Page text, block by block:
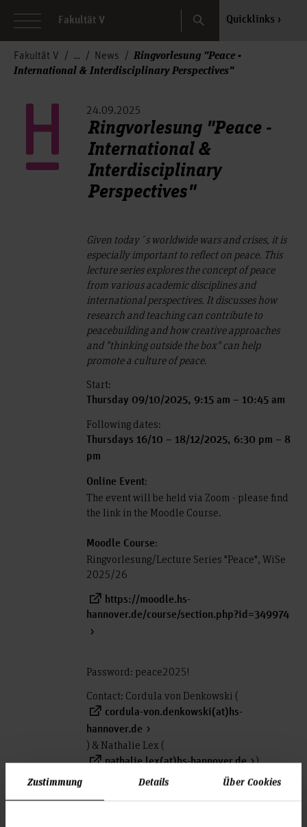
Zustimmung Details Über Cookies
Fakultät V Search Quicklinks
Fakultät V News
Ringvorlesung "Peace -
International & Interdisciplinary Perspectives"
24.09.2025
Ringvorlesung "Peace -
International &
Interdisciplinary
Perspectives"
Given today´s worldwide wars and crises, it is
especially important to reflect on peace. This
lecture series explores the concept of peace
from various academic disciplines and
international perspectives. It discusses how
research and teaching can contribute to
peacebuilding and how creative approaches
and "thinking outside the box" can help
promote a culture of peace.
Start:
Thursday 09/10/2025, 9:15 am – 10:45 am
Following dates:
Thursdays 16/10 – 18/12/2025, 6:30 pm – 8
pm
Online Event:
The event will be held via Zoom - please find
the link in the Moodle Course.
Moodle Course:
Ringvorlesung/Lecture Series "Peace", WiSe
2025/26
https://moodle.hs-
hannover.de/course/section.php?id=349974
Password: peace2025!
Contact: Cordula von Denkowski (
cordula-von.denkowski(at)hs-
hannover.de
) & Nathalie Lex (
nathalie.lex(at)hs-hannover.de )
For more Information click here